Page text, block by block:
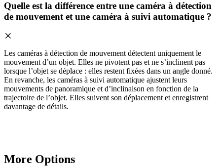
Quelle est la différence entre une caméra à détection
de mouvement et une caméra à suivi automatique ?
Les caméras à détection de mouvement détectent uniquement le
mouvement d’un objet. Elles ne pivotent pas et ne s’inclinent pas
lorsque l’objet se déplace : elles restent fixées dans un angle donné.
En revanche, les caméras à suivi automatique ajustent leurs
mouvements de panoramique et d’inclinaison en fonction de la
trajectoire de l’objet. Elles suivent son déplacement et enregistrent
davantage de détails.
More Options